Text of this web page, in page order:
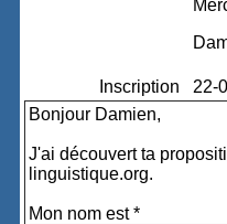
Inscription
22-
Bonjour Damien,
J'ai découvert ta
linguistique.org.
Mon nom est *